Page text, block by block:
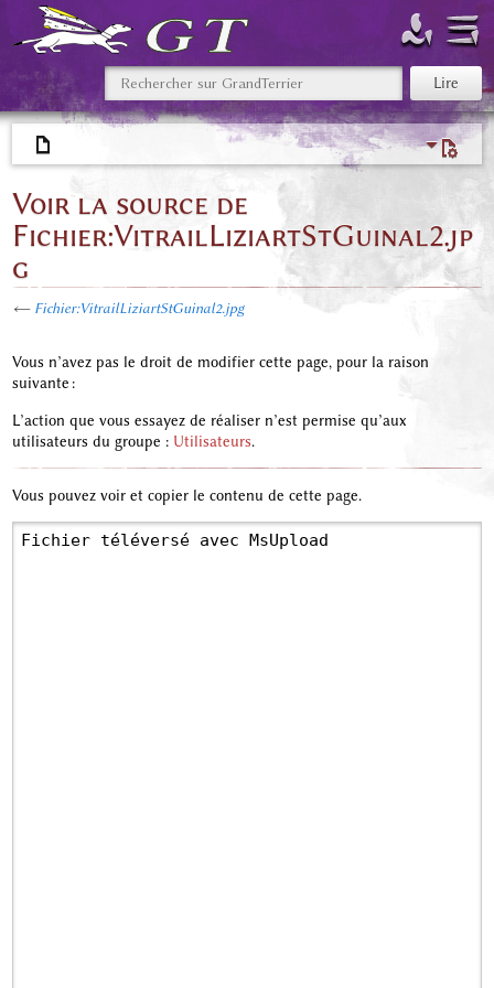
Voir la source de
Fichier:VitrailLiziartStGuinal2.jp
g
← Fichier:VitrailLiziartStGuinal2.jpg
Vous n’avez pas le droit de modifier cette page, pour la raison
suivante :
L’action que vous essayez de réaliser n’est permise qu’aux
utilisateurs du groupe : Utilisateurs.
Vous pouvez voir et copier le contenu de cette page.